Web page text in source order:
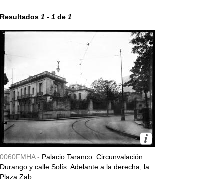
Resultados 1 - 1 de 1
0060FMHA - Palacio Taranco. Circunvalación
Durango y calle Solís. Adelante a la derecha, la
Plaza Zab...